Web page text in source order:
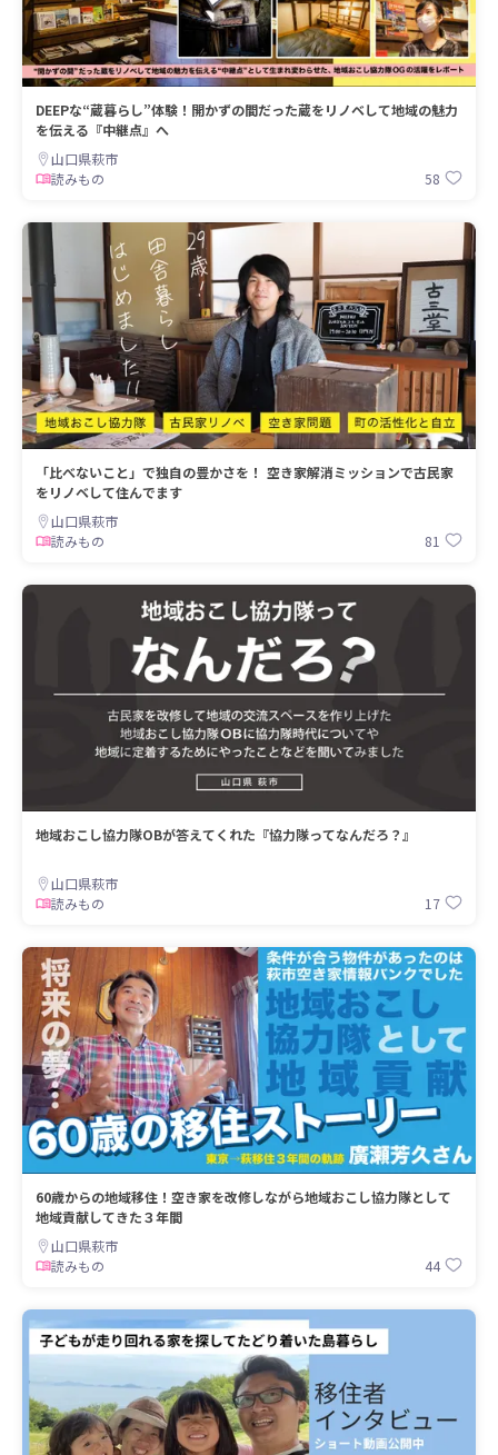
DEEPな“蔵暮らし”体験！開かずの間だった蔵をリノベして地域の魅力
を伝える『中継点』へ
山口県萩市
読みもの
58
「比べないこと」で独自の豊かさを！ 空き家解消ミッションで古民家
をリノベして住んでます
山口県萩市
読みもの
81
地域おこし協力隊OBが答えてくれた『協力隊ってなんだろ？』
山口県萩市
読みもの
17
60歳からの地域移住！空き家を改修しながら地域おこし協力隊として
地域貢献してきた３年間
山口県萩市
読みもの
44